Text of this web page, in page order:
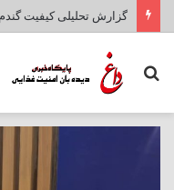
گزارش تحلیلی کیفیت
جستجو